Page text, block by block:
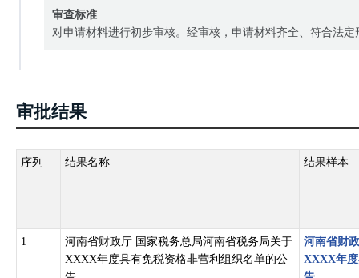
审查标准
对申请材料进行初步审核。经审核，申请材料齐全、符合法
审批结果
序列 结果名称 结果样本
1
河南省财政厅 国家税务总局河南省税务局关于
XXXX年度具有免税资格非营利组织名单的公
河南省财
XXXX年